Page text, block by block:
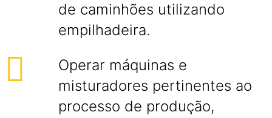
de caminhões utilizando
empilhadeira.
Operar máquinas e
misturadores pertinentes ao
processo de produção,